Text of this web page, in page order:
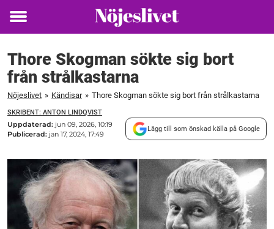
Toggle
Thore Skogman sökte sig bort
från strålkastarna
Nöjeslivet » Kändisar » Thore Skogman sökte sig bort från strålkastarna
SKRIBENT: ANTON LINDQVIST
Uppdaterad: jun 09, 2026, 10:19
Publicerad: jan 17, 2024, 17:49
Lägg till som önskad källa på Google